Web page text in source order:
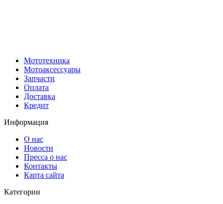
Мототехника
Мотоаксессуары
Запчасти
Оплата
Доставка
Кредит
Информация
О нас
Новости
Пресса о нас
Контакты
Карта сайта
Категории